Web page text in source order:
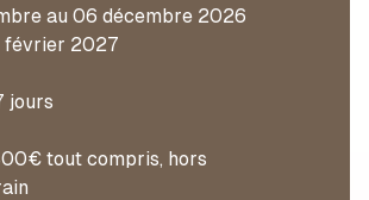
au 06 décembre 2026
février 2027
jours
tout compris, hors